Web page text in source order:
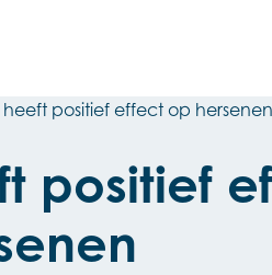
positief effect op hersenen
positief